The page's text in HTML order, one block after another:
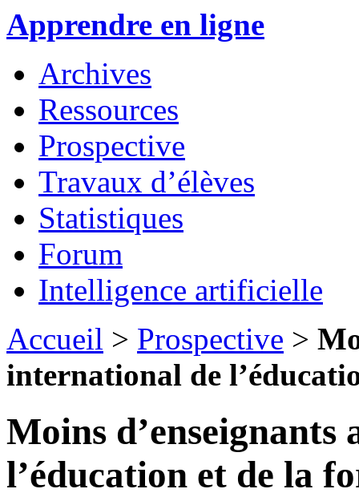
Apprendre en ligne
Archives
Ressources
Prospective
Travaux d’élèves
Statistiques
Forum
Intelligence artificielle
Accueil > Prospective >
international de
Moins
l’éducation et de la